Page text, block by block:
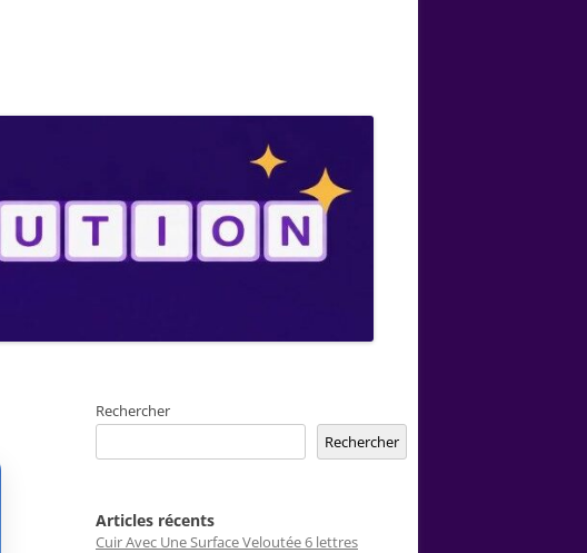
Rechercher
Rechercher
Articles récents
Cuir Avec Une Surface Veloutée 6 lettres